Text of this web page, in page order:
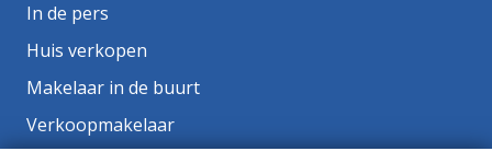
In de pers
Huis verkopen
Makelaar in de buurt
Verkoopmakelaar